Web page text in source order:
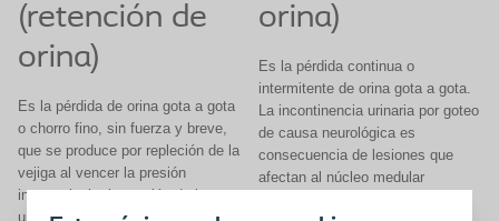
(retención de
orina)
Es la pérdida de orina gota a gota
o chorro fino, sin fuerza y breve,
que se produce por repleción de la
vejiga al vencer la presión
intravesical a la presión de la
uretra.
orina)
Es la pérdida continua o
intermitente de orina gota a gota.
La incontinencia urinaria por goteo
de causa neurológica es
consecuencia de lesiones que
afectan al núcleo medular